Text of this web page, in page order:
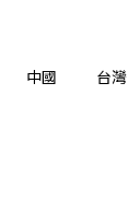
中國 台灣